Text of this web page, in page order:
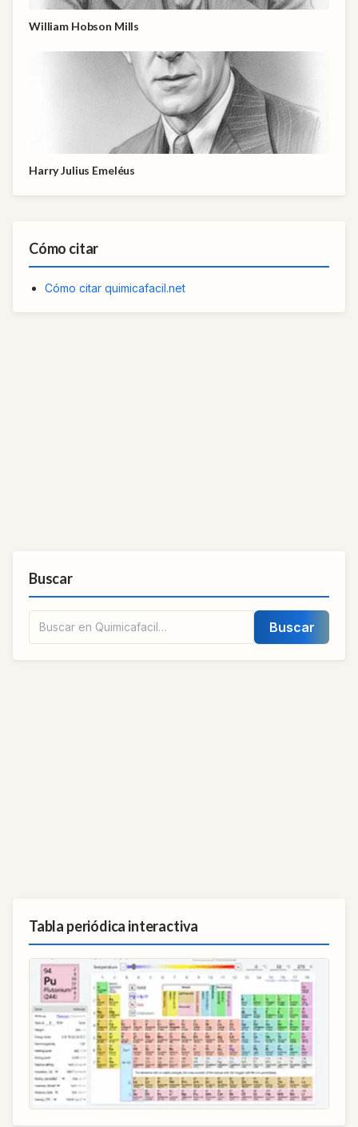
William Hobson Mills
Harry Julius Emeléus
Cómo citar
Cómo citar quimicafacil.net
Buscar
Buscar
Tabla periódica interactiva